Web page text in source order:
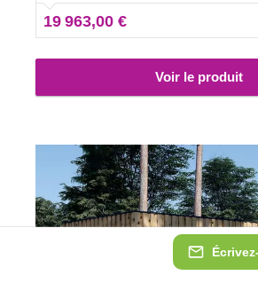
19 963,00 €
Voir le produit